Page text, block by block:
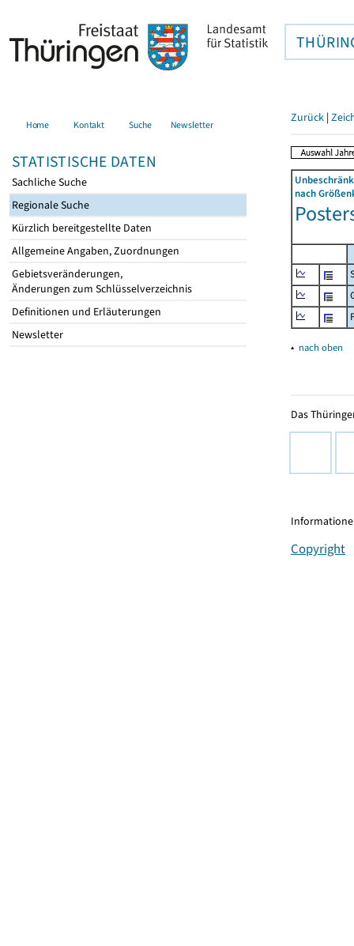
Home Kontakt Suche Newsletter
STATISTISCHE DATEN
Sachliche Suche
Regionale Suche
Kürzlich bereitgestellte Daten
Allgemeine Angaben, Zuordnungen
Gebietsveränderungen,
Änderungen zum Schlüsselverzeichnis
Definitionen und Erläuterungen
Newsletter
Zurück |
nach
▴ nach oben
Das
Copyright